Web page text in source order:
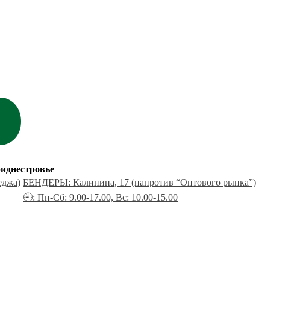
БЕНДЕРЫ: Калинина, 17 (напротив “Оптового рынка”)
🕘: Пн-Сб: 9.00-17.00, Вс: 10.00-15.00